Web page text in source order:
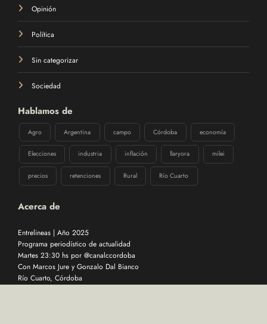
Opinión
Política
Sin categorizar
Sociedad
Hablamos de
Agro Argentina campo Córdoba economía
Elecciones industria inflación llaryora milei
precios retenciones Rural Río Cuarto
Acerca de
Entrelineas | Año 2025
Programa periodístico de actualidad
Martes 23:30 hs por @canalccordoba
Con Marcos Jure y Gonzalo Dal Bianco
Río Cuarto, Córdoba